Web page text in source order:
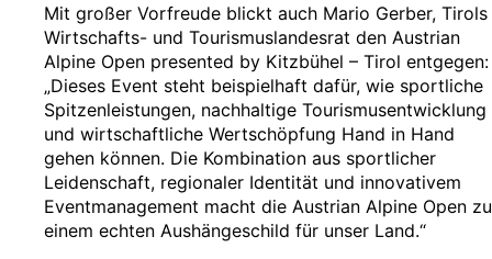
Mit großer Vorfreude blickt auch Mario Gerber, Tirols
Wirtschafts- und Tourismuslandesrat den Austrian
Alpine Open presented by Kitzbühel – Tirol entgegen:
„Dieses Event steht beispielhaft dafür, wie sportliche
Spitzenleistungen, nachhaltige Tourismusentwicklung
und wirtschaftliche Wertschöpfung Hand in Hand
gehen können. Die Kombination aus sportlicher
Leidenschaft, regionaler Identität und innovativem
Eventmanagement macht die Austrian Alpine Open zu
einem echten Aushängeschild für unser Land.“